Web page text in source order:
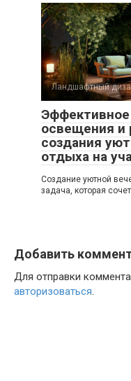
Ландшафтный
освещения и
создания
отдыха на
Создание уютной
задача, которая
Добавить
Для отправки
авторизоваться.